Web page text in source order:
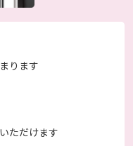
ります
ただけます